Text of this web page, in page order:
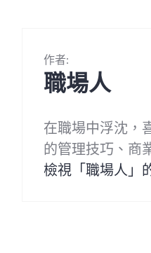
作者:
職場人
在職場中浮沈，
的管理技巧、商
檢視「職場人」